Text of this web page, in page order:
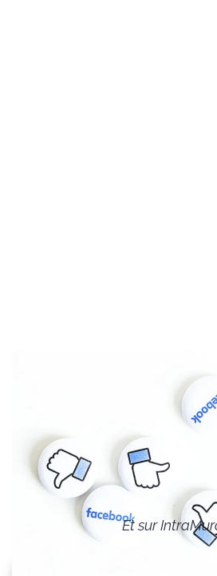
VOIR…
Et sur